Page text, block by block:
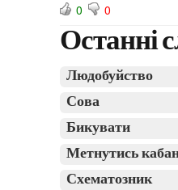
0 0
Останні
Людобуйство
Сова
Бикувати
Метнутись
Схематозник